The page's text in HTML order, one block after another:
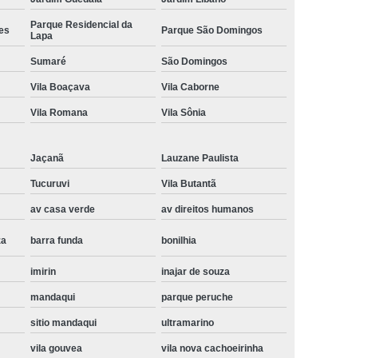
Instalação de Maquina de Lavar Samsung
Instalação Maquina de Lavar Roupa
Instalação Maquina Lavar e Seca
Instalar Maquina de Lavar Samsung
Maquina de Lavar Roupa Instalação
Lavar
Instalação de Lava e Seca
Instalação de Maquina Lava e Seca
e Seca Samsung
Instalação Lava Seca
Instalação Maquina Lava e Seca Samsung
Samsung Instalação Lava e Seca
a Gas
Manutenção de Fogão Cooktop
Manutenção em Fogão
Parque Residencial da
Lapa
Parque São Domingos
Sumaré São Domingos
Vila Boaçava Vila Caborne
Vila Romana Vila Sônia
Jaçanã Lauzane Paulista
Tucuruvi Vila Butantã
av casa verde av direitos humanos
barra funda bonilhia
imirin inajar de souza
mandaqui parque peruche
sitio mandaqui ultramarino
vila gouvea vila nova cachoeirinha